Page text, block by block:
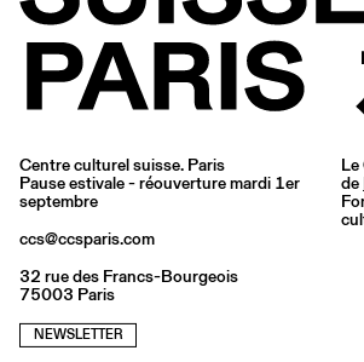
Centre culturel suisse. Paris
Pause estivale - réouverture mardi 1er
septembre
ccs@ccsparis.com
32 rue des Francs-Bourgeois
75003 Paris
NEWSLETTER
de